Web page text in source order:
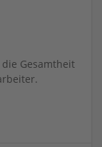
Gesamtheit